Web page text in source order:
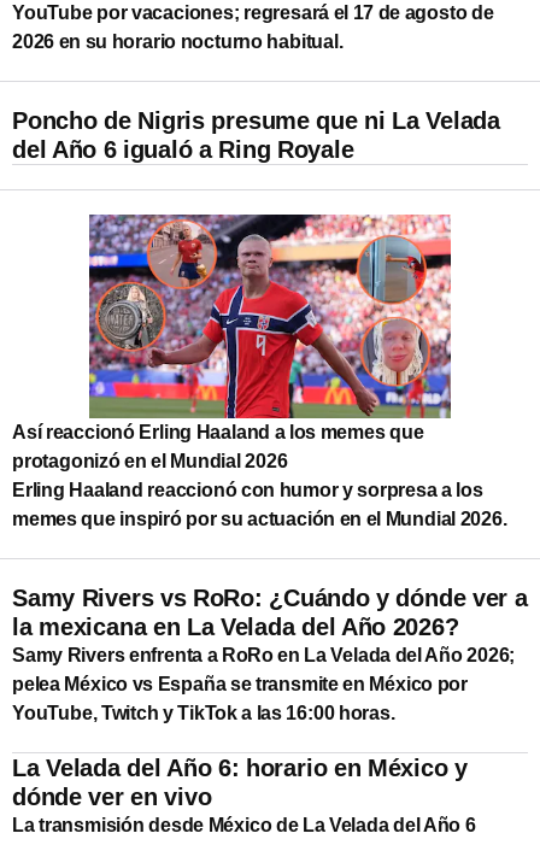
YouTube por vacaciones; regresará el 17 de agosto de
2026 en su horario nocturno habitual.
Poncho de Nigris presume que ni La Velada
del Año 6 igualó a Ring Royale
Así reaccionó Erling Haaland a los memes que
protagonizó en el Mundial 2026
Erling Haaland reaccionó con humor y sorpresa a los
memes que inspiró por su actuación en el Mundial 2026.
Samy Rivers vs RoRo: ¿Cuándo y dónde ver a
la mexicana en La Velada del Año 2026?
Samy Rivers enfrenta a RoRo en La Velada del Año 2026;
pelea México vs España se transmite en México por
YouTube, Twitch y TikTok a las 16:00 horas.
La Velada del Año 6: horario en México y
dónde ver en vivo
La transmisión desde México de La Velada del Año 6